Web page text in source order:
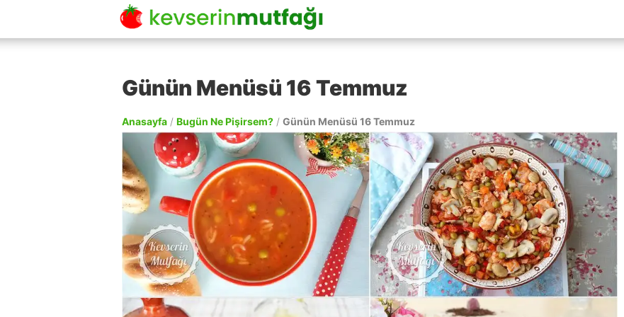
Günün Menüsü 16 Temmuz
Anasayfa / Bugün Ne Pişirsem? / Günün Menüsü 16 Temmuz